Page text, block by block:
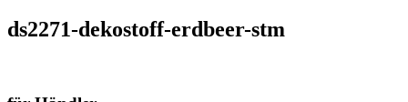
ds2271-dekostoff-erdbeer-stm